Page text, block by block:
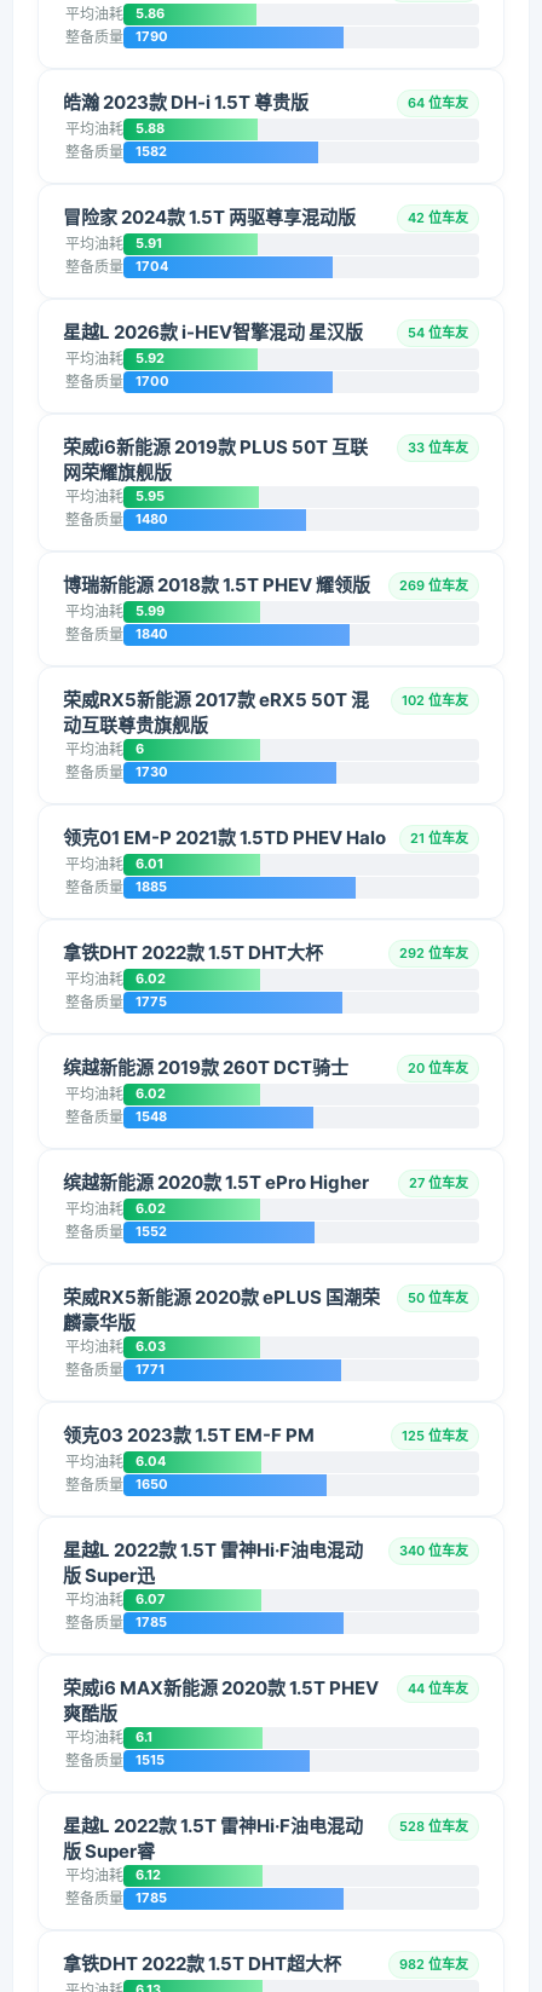
平均油耗 5.86
整备质量 1790
皓瀚 2023款 DH-i 1.5T 尊贵版 64 位车友
平均油耗 5.88
整备质量 1582
冒险家 2024款 1.5T 两驱尊享混动版 42 位车友
平均油耗 5.91
整备质量 1704
星越L 2026款 i-HEV智擎混动 星汉版 54 位车友
平均油耗 5.92
整备质量 1700
荣威i6新能源 2019款 PLUS 50T 互联
网荣耀旗舰版
33 位车友
平均油耗 5.95
整备质量 1480
博瑞新能源 2018款 1.5T PHEV 耀领版 269 位车友
平均油耗 5.99
整备质量 1840
荣威RX5新能源 2017款 eRX5 50T 混
动互联尊贵旗舰版
102 位车友
平均油耗 6
整备质量 1730
领克01 EM-P 2021款 1.5TD PHEV Halo 21 位车友
平均油耗 6.01
整备质量 1885
拿铁DHT 2022款 1.5T DHT大杯 292 位车友
平均油耗 6.02
整备质量 1775
缤越新能源 2019款 260T DCT骑士 20 位车友
平均油耗 6.02
整备质量 1548
缤越新能源 2020款 1.5T ePro Higher 27 位车友
平均油耗 6.02
整备质量 1552
荣威RX5新能源 2020款 ePLUS 国潮荣
麟豪华版
50 位车友
平均油耗 6.03
整备质量 1771
领克03 2023款 1.5T EM-F PM 125 位车友
平均油耗 6.04
整备质量 1650
星越L 2022款 1.5T 雷神Hi·F油电混动
版 Super迅
340 位车友
平均油耗 6.07
整备质量 1785
荣威i6 MAX新能源 2020款 1.5T PHEV
爽酷版
44 位车友
平均油耗 6.1
整备质量 1515
星越L 2022款 1.5T 雷神Hi·F油电混动
版 Super睿
528 位车友
平均油耗 6.12
整备质量 1785
拿铁DHT 2022款 1.5T DHT超大杯 982 位车友